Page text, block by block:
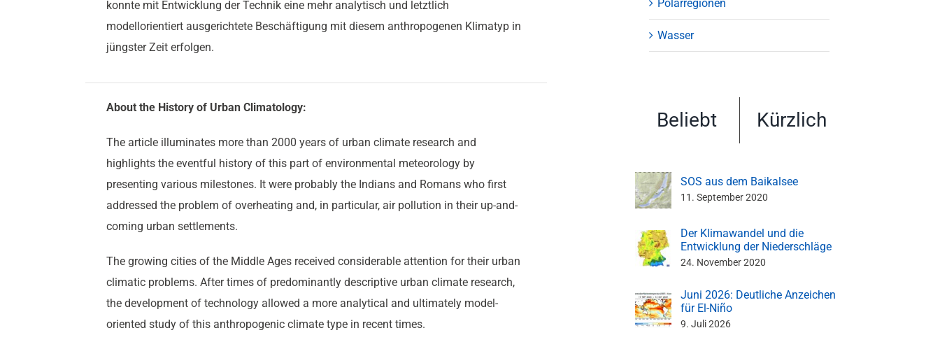
konnte mit Entwicklung der Technik eine mehr analytisch und letztlich
modellorientiert ausgerichtete Beschäftigung mit diesem anthropogenen Klimatyp in
jüngster Zeit erfolgen.
About the History of Urban Climatology:
The article illuminates more than 2000 years of urban climate research and
highlights the eventful history of this part of environmental meteorology by
presenting various milestones. It were probably the Indians and Romans who first
addressed the problem of overheating and, in particular, air pollution in their up-and-
coming urban settlements.
The growing cities of the Middle Ages received considerable attention for their urban
climatic problems. After times of predominantly descriptive urban climate research,
the development of technology allowed a more analytical and ultimately model-
oriented study of this anthropogenic climate type in recent times.
Polarregionen
Wasser
Beliebt Kürzlich
SOS aus dem Baikalsee
11. September 2020
Der Klimawandel und die
Entwicklung der Niederschläge
24. November 2020
Juni 2026: Deutliche Anzeichen
für El-Niño
9. Juli 2026